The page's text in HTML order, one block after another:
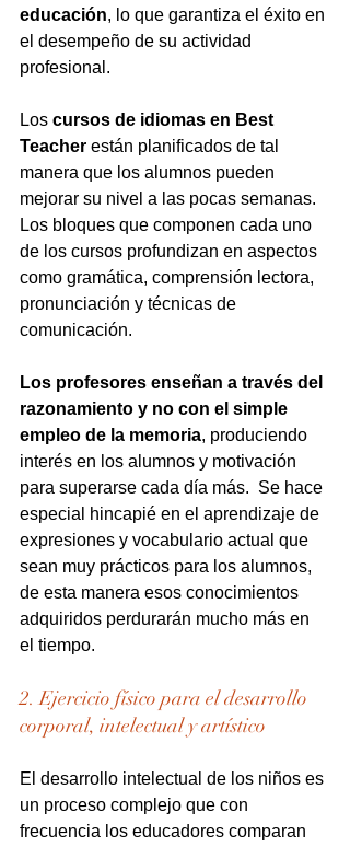
educación, lo que garantiza el éxito en
el desempeño de su actividad
profesional.
Los cursos de idiomas en Best
Teacher están planificados de tal
manera que los alumnos pueden
mejorar su nivel a las pocas semanas.
Los bloques que componen cada uno
de los cursos profundizan en aspectos
como gramática, comprensión lectora,
pronunciación y técnicas de
comunicación.
Los profesores enseñan a través del
razonamiento y no con el simple
empleo de la memoria, produciendo
interés en los alumnos y motivación
para superarse cada día más.  Se hace
especial hincapié en el aprendizaje de
expresiones y vocabulario actual que
sean muy prácticos para los alumnos,
de esta manera esos conocimientos
adquiridos perdurarán mucho más en
el tiempo.
2. Ejercicio físico para el desarrollo
corporal, intelectual y artístico
El desarrollo intelectual de los niños es
un proceso complejo que con
frecuencia los educadores comparan